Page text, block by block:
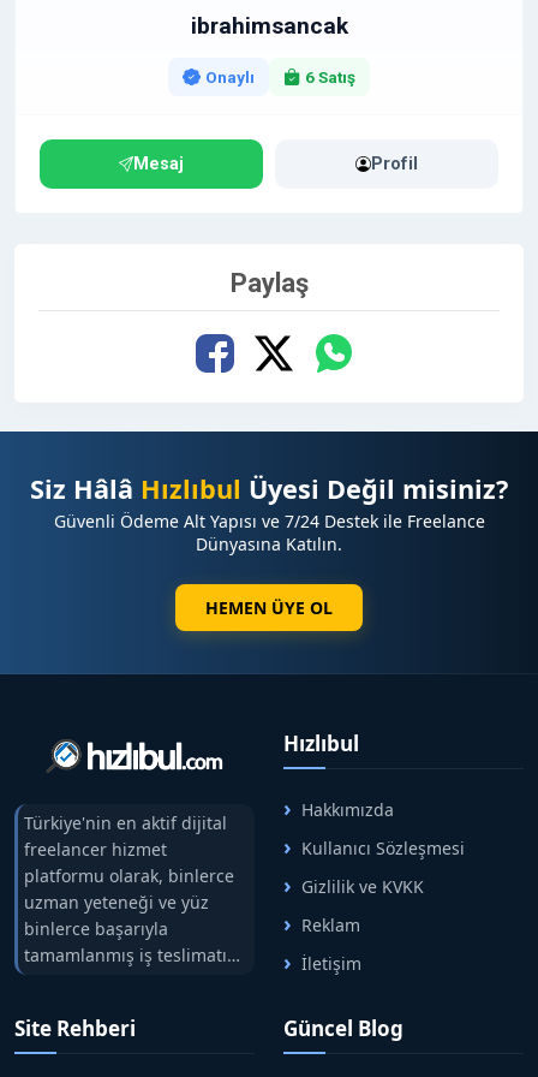
Her ay binlerce tekil ziyaretçi
Google News uyumluluğu
Hızlı yayın süreci ve profesyonel destek
ibrahimsancak
Onaylı 6 Satış
Mesaj Profil
Paylaş
Siz Hâlâ Hızlıbul Üyesi Değil misiniz?
Güvenli Ödeme Alt Yapısı ve 7/24 Destek ile Freelance
Dünyasına Katılın.
HEMEN ÜYE OL
Türkiye'nin en aktif dijital
freelancer hizmet
platformu olarak, binlerce
uzman yeteneği ve yüz
binlerce başarıyla
tamamlanmış iş teslimatını
tek çatıda buluşturuyoruz.
arasındaki süreci risksiz
alışveriş sistemi ile koruyan
Hızlıbul
Hakkımızda
Kullanıcı Sözleşmesi
Gizlilik ve KVKK
Reklam
İletişim
Site Rehberi Güncel Blog